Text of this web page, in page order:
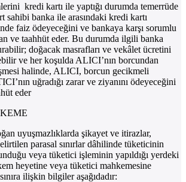
kredi kartı ile yaptığı durumda temerrüde
sahibi banka ile arasındaki kredi kartı
faiz ödeyeceğini ve bankaya karşı sorumlu
ve taahhüt eder. Bu durumda ilgili banka
doğacak masrafları ve vekâlet ücretini
ve her koşulda ALICI’nın borcundan
halinde, ALICI, borcun gecikmeli
uğradığı zarar ve ziyanını ödeyeceğini
eder
uyuşmazlıklarda şikayet ve itirazlar,
parasal sınırlar dâhilinde tüketicinin
veya tüketici işleminin yapıldığı yerdeki
heyetine veya tüketici mahkemesine
ilişkin bilgiler aşağıdadır: